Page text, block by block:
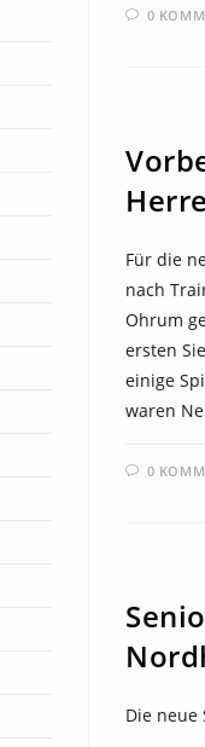
0
Für die
nach
Ohrum
ersten
einige
waren
0
Die neue